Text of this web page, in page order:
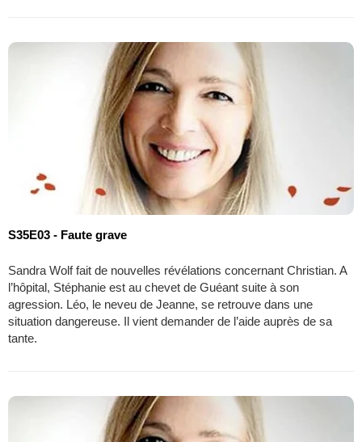
S35E03 - Faute grave
Sandra Wolf fait de nouvelles révélations concernant Christian. A
l’hôpital, Stéphanie est au chevet de Guéant suite à son
agression. Léo, le neveu de Jeanne, se retrouve dans une
situation dangereuse. Il vient demander de l’aide auprès de sa
tante.